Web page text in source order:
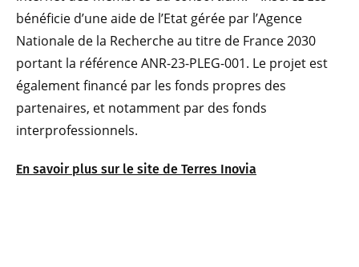
bénéficie d’une aide de l’Etat gérée par l’Agence
Nationale de la Recherche au titre de France 2030
portant la référence ANR-23-PLEG-001. Le projet est
également financé par les fonds propres des
partenaires, et notamment par des fonds
interprofessionnels.
En savoir plus sur le site de Terres Inovia